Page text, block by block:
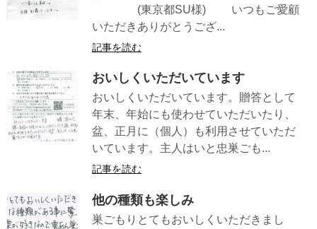
(東京都SU様) いつもご愛顧
いただきありがとうござ...
記事を読む
おいしくいただいています
おいしくいただいています。贈答として
年末、年始にも使わせていただいたり、
盆、正月に（個人）も利用させていただ
いています。主人はいと忠巣ごも...
記事を読む
他の種類も楽しみ
巣ごもりとてもおいしくいただきまし